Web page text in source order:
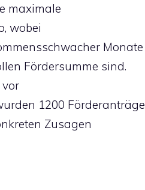
maximale
wobei
Monate
Fördersumme sind.
1200 Förderanträge
Zusagen